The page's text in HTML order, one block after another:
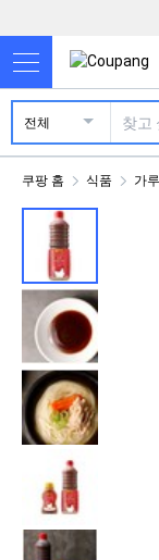
전체
쿠팡 홈 식품 가